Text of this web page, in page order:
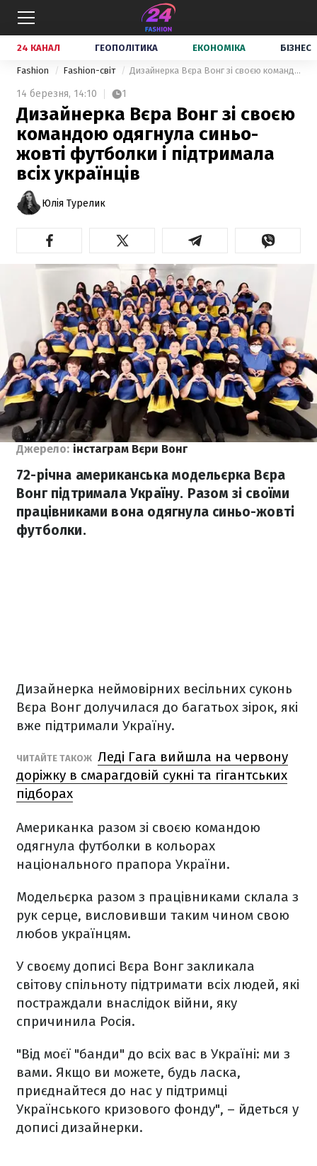
24 КАНАЛ ГЕОПОЛІТИКА ЕКОНОМІКА БІЗНЕС
Fashion Fashion-світ Дизайнерка Вєра Вонг зі своєю командою одягнула синьо-жовті футболки і підтримала всіх українців
14 березня, 14:10 1
Дизайнерка Вєра Вонг зі своєю
командою одягнула синьо-
жовті футболки і підтримала
всіх українців
Юлія Турелик
Джерело: інстаграм Вєри Вонг
72-річна американська модельєрка Вєра
Вонг підтримала Україну. Разом зі своїми
працівниками вона одягнула синьо-жовті
футболки.
Дизайнерка неймовірних весільних суконь
Вєра Вонг долучилася до багатьох зірок, які
вже підтримали Україну.
ЧИТАЙТЕ ТАКОЖ Леді Гага вийшла на червону
доріжку в смарагдовій сукні та гігантських
підборах
Американка разом зі своєю командою
одягнула футболки в кольорах
національного прапора України.
Модельєрка разом з працівниками склала з
рук серце, висловивши таким чином свою
любов українцям.
У своєму дописі Вєра Вонг закликала
світову спільноту підтримати всіх людей, які
постраждали внаслідок війни, яку
спричинила Росія.
"Від моєї "банди" до всіх вас в Україні: ми з
вами. Якщо ви можете, будь ласка,
приєднайтеся до нас у підтримці
Українського кризового фонду", – йдеться у
дописі дизайнерки.